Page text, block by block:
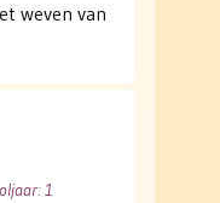
weven van
1